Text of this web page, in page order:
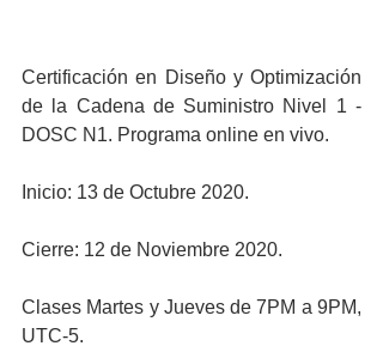
Certificación en Diseño y Optimización
de la Cadena de Suministro Nivel 1 -
DOSC N1. Programa online en vivo.
Inicio: 13 de Octubre 2020.
Cierre: 12 de Noviembre 2020.
Clases Martes y Jueves de 7PM a 9PM,
UTC-5.